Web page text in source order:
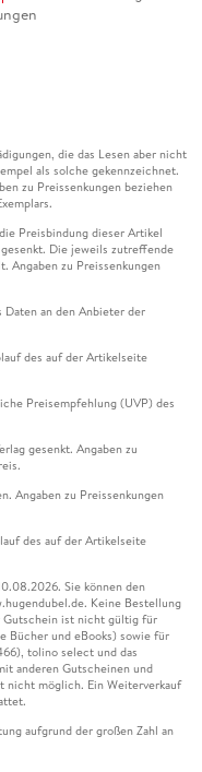
die das Lesen aber nicht
als solche gekennzeichnet.
zu Preissenkungen beziehen
Preisbindung dieser Artikel
Die jeweils zutreffende
Angaben zu Preissenkungen
an den Anbieter der
des auf der Artikelseite
Preisempfehlung (UVP) des
gesenkt. Angaben zu
Angaben zu Preissenkungen
des auf der Artikelseite
Sie können den
Keine Bestellung
Gutschein ist nicht gültig für
Bücher und eBooks) sowie für
tolino select und das
anderen Gutscheinen und
nicht möglich. Ein Weiterverkauf
aufgrund der großen Zahl an